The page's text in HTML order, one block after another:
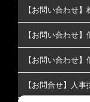
【お問い合わせ
【お問い合わせ
【お問い合わせ
【お問合せ】人